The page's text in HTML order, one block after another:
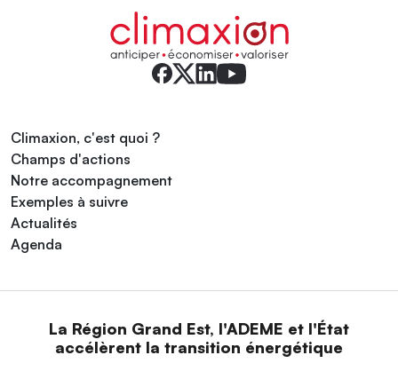
Climaxion, c'est quoi ?
Champs d'actions
Notre accompagnement
Exemples à suivre
Actualités
Agenda
La Région Grand Est, l'ADEME et l'État
accélèrent la transition énergétique